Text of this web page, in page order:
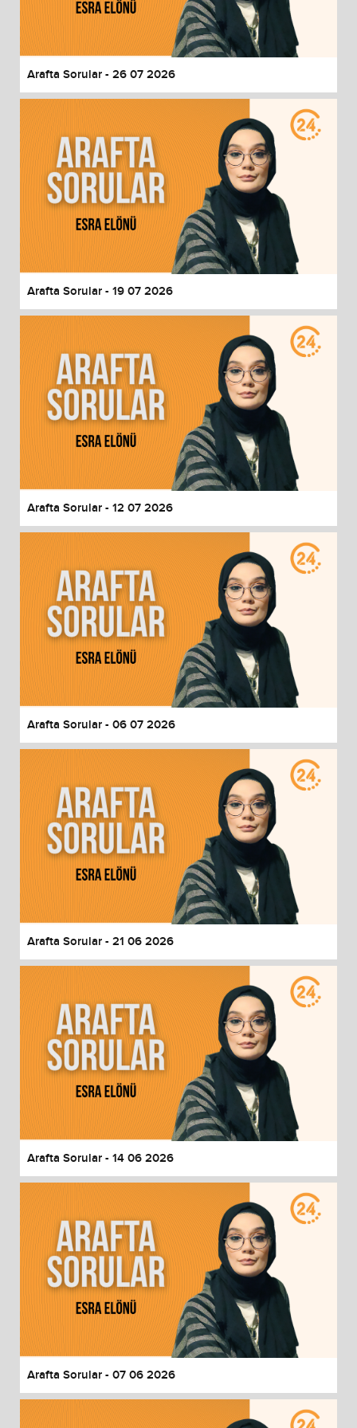
End of dialog window.
Arafta Sorular - 26 07 2026
Arafta Sorular - 19 07 2026
Arafta Sorular - 12 07 2026
Arafta Sorular - 06 07 2026
Arafta Sorular - 21 06 2026
Arafta Sorular - 14 06 2026
Arafta Sorular - 07 06 2026